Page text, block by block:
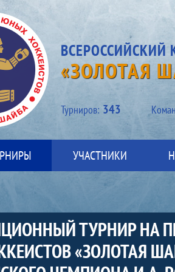
«ЗОЛОТАЯ
Турниров: 343
УЧАСТНИКИ
ТУРНИР НА
«ЗОЛОТАЯ